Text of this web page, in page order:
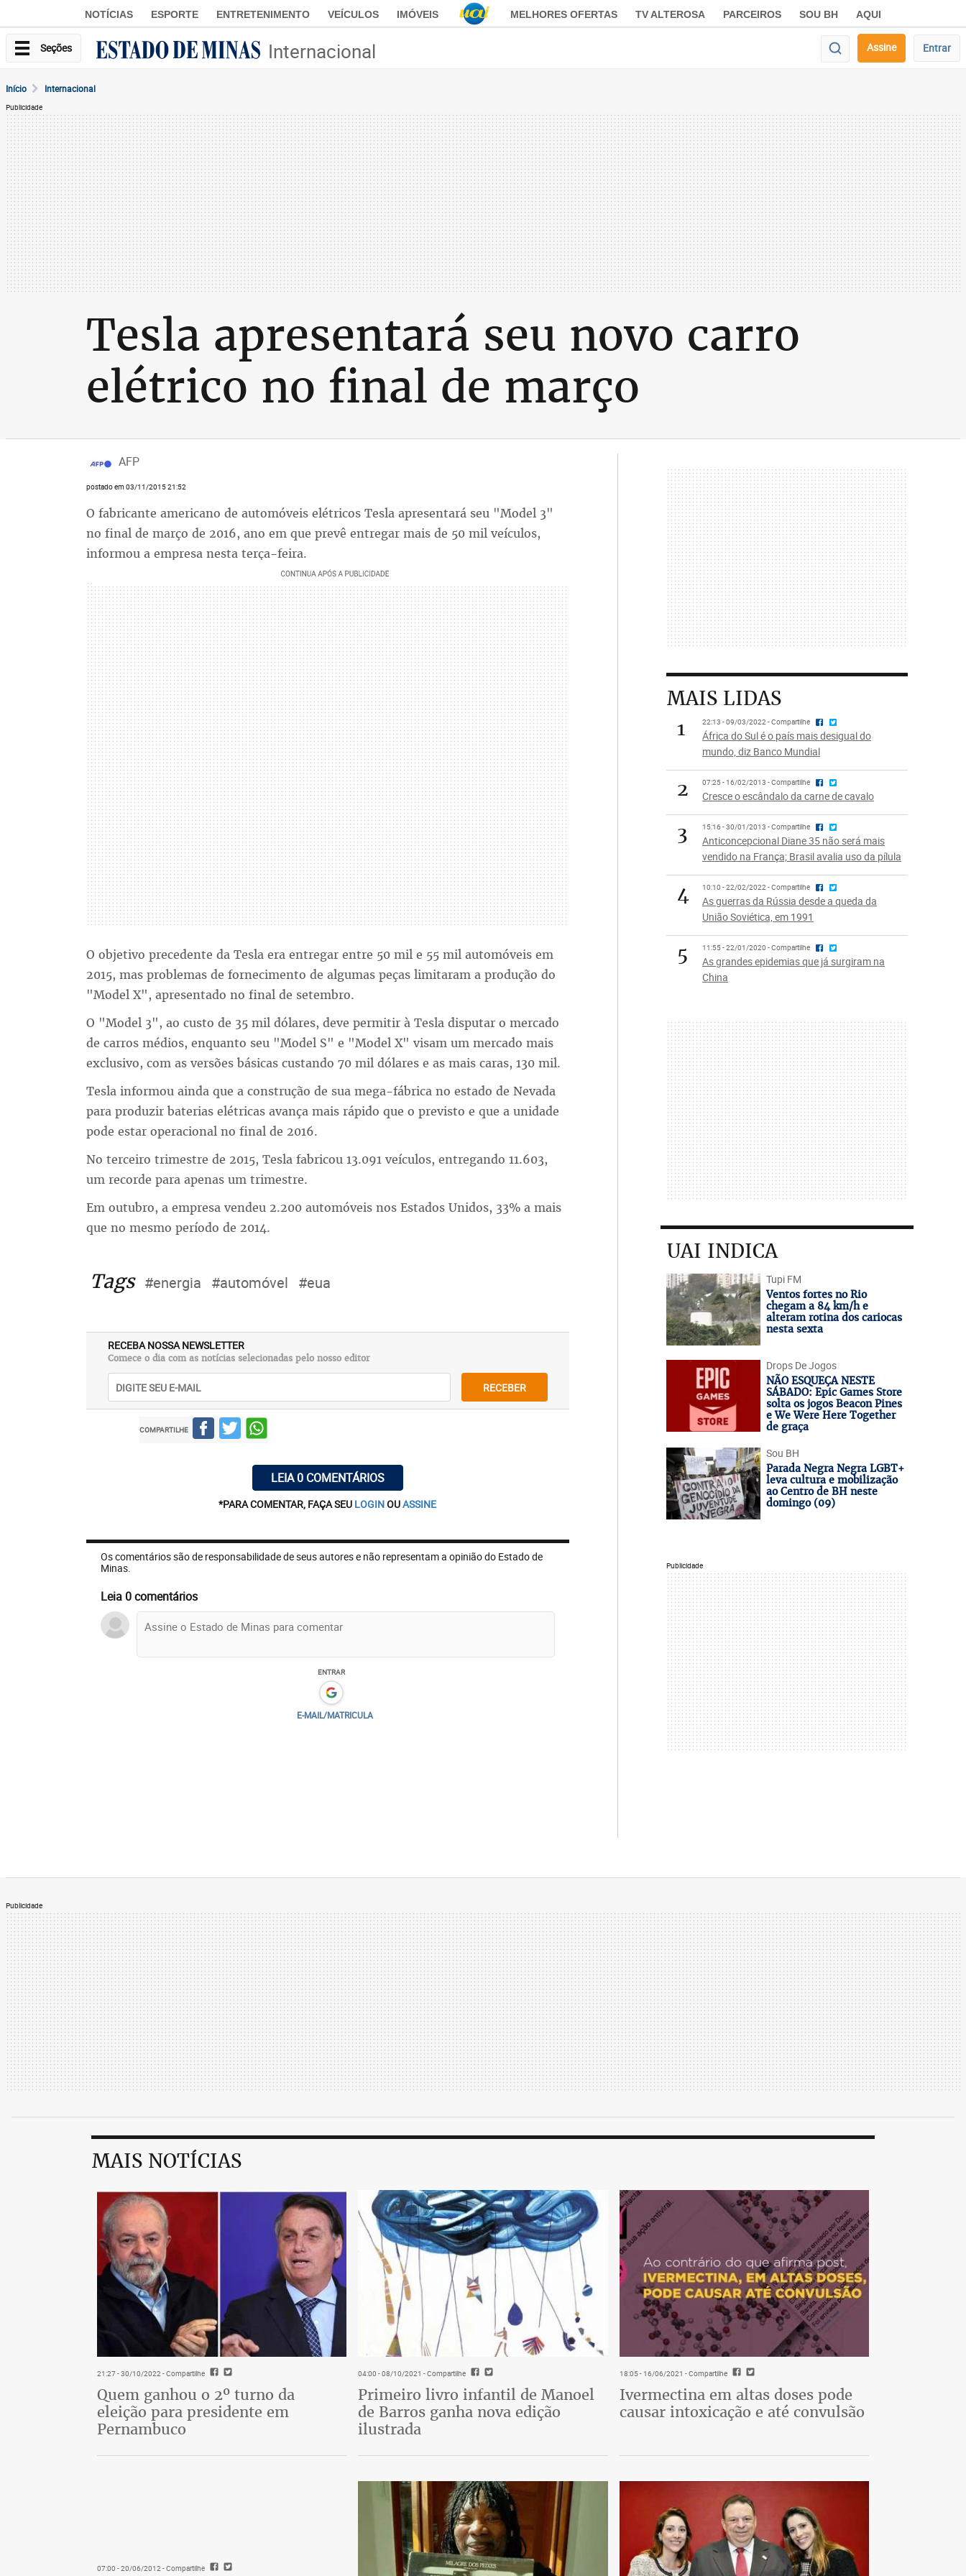
NOTÍCIAS ESPORTE ENTRETENIMENTO VEÍCULOS IMÓVEIS MELHORES OFERTAS TV ALTEROSA PARCEIROS SOU BH AQUI
Seções Internacional Assine Entrar
Início Internacional
Publicidade
Tesla apresentará seu novo carro
elétrico no final de março
AFP
postado em 03/11/2015 21:52
O fabricante americano de automóveis elétricos Tesla apresentará seu "Model 3"
no final de março de 2016, ano em que prevê entregar mais de 50 mil veículos,
informou a empresa nesta terça-feira.
O objetivo precedente da Tesla era entregar entre 50 mil e 55 mil automóveis em
2015, mas problemas de fornecimento de algumas peças limitaram a produção do
"Model X", apresentado no final de setembro.
O "Model 3", ao custo de 35 mil dólares, deve permitir à Tesla disputar o mercado
de carros médios, enquanto seu "Model S" e "Model X" visam um mercado mais
exclusivo, com as versões básicas custando 70 mil dólares e as mais caras, 130 mil.
Tesla informou ainda que a construção de sua mega-fábrica no estado de Nevada
para produzir baterias elétricas avança mais rápido que o previsto e que a unidade
pode estar operacional no final de 2016.
No terceiro trimestre de 2015, Tesla fabricou 13.091 veículos, entregando 11.603,
um recorde para apenas um trimestre.
Em outubro, a empresa vendeu 2.200 automóveis nos Estados Unidos, 33% a mais
que no mesmo período de 2014.
Tags #energia #automóvel #eua
RECEBA NOSSA NEWSLETTER
Comece o dia com as notícias selecionadas pelo nosso editor
RECEBER
COMPARTILHE
LEIA 0 COMENTÁRIOS
*PARA COMENTAR, FAÇA SEU LOGINOUASSINE
Os comentários são de responsabilidade de seus autores e não representam a opinião do Estado de
Minas.
Leia 0 comentários
ENTRAR
E-MAIL/MATRICULA
MAIS LIDAS
1
22:13 - 09/03/2022 - Compartilhe
África do Sul é o país mais desigual do
mundo, diz Banco Mundial
2 07:25 - 16/02/2013 - Compartilhe
Cresce o escândalo da carne de cavalo
3 15:16 - 30/01/2013 - Compartilhe
Anticoncepcional Diane 35 não será mais
vendido na França; Brasil avalia uso da pílula
4 10:10 - 22/02/2022 - Compartilhe
As guerras da Rússia desde a queda da
União Soviética, em 1991
5 11:55 - 22/01/2020 - Compartilhe
As grandes epidemias que já surgiram na
China
UAI INDICA
Tupi FM
Ventos fortes no Rio
chegam a 84 km/h e
alteram rotina dos cariocas
nesta sexta
Drops De Jogos
NÃO ESQUEÇA NESTE
SÁBADO: Epic Games Store
solta os jogos Beacon Pines
e We Were Here Together
de graça
Sou BH
Parada Negra Negra LGBT+
leva cultura e mobilização
ao Centro de BH neste
domingo (09)
Publicidade
Publicidade
MAIS NOTÍCIAS
21:27 - 30/10/2022- Compartilhe
Quem ganhou o 2º turno da
eleição para presidente em
Pernambuco
04:00 - 08/10/2021 - Compartilhe
Primeiro livro infantil de Manoel
de Barros ganha nova edição
ilustrada
18:05 - 16/06/2021 - Compartilhe
Ivermectina em altas doses pode
causar intoxicação e até convulsão
07:00 - 20/06/2012- Compartilhe